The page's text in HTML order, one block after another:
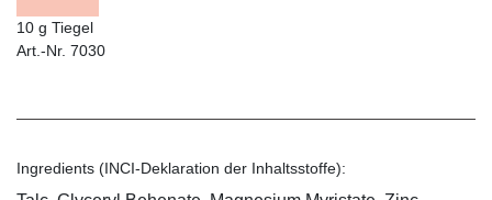
10 g Tiegel
Art.-Nr. 7030
Ingredients (INCI-Deklaration der Inhaltsstoffe):